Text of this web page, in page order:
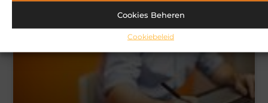
Cookies Beheren
Cookiebeleid
MARKETING